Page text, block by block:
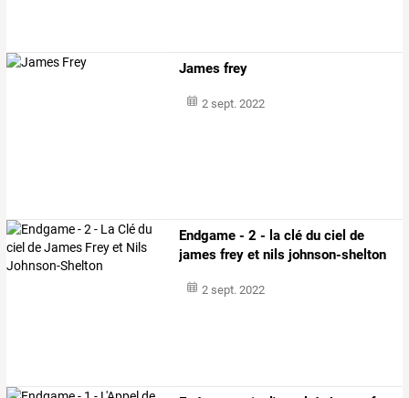
James frey
2 sept. 2022
Endgame - 2 - la clé du ciel de
james frey et nils johnson-shelton
2 sept. 2022